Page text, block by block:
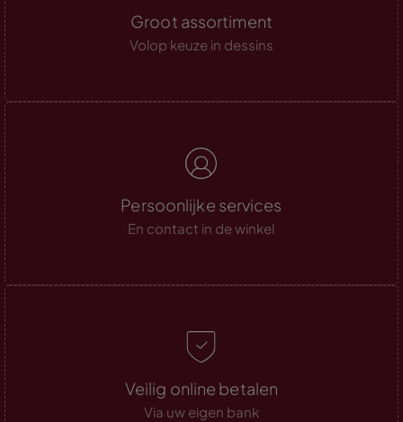
Groot assortiment
Volop keuze in dessins
Persoonlijke services
En contact in de winkel
Veilig online betalen
Via uw eigen bank